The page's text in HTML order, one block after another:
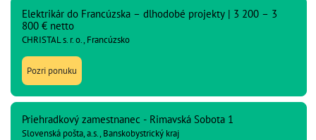
Elektrikár do Francúzska – dlhodobé projekty | 3 200 – 3
800 € netto
CHRISTAL s. r. o., Francúzsko
Pozri ponuku
Priehradkový zamestnanec - Rimavská Sobota 1
Slovenská pošta, a.s., Banskobystrický kraj